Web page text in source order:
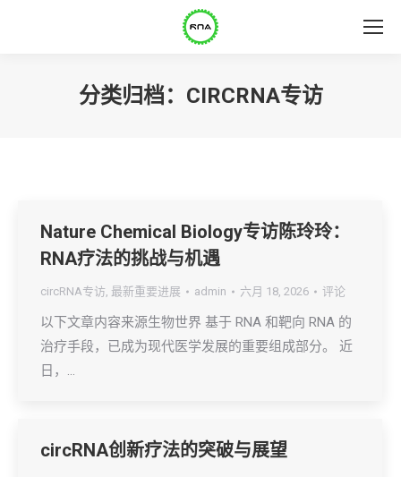
分类归档： CIRCRNA专访
Nature Chemical Biology专访陈玲玲：
RNA疗法的挑战与机遇
circRNA专访, 最新重要进展 admin 六月 18, 2026 评论
以下文章内容来源生物世界 基于 RNA 和靶向 RNA 的
治疗手段，已成为现代医学发展的重要组成部分。 近
日，…
circRNA创新疗法的突破与展望